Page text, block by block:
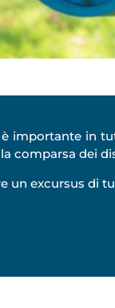
è importante in
comparsa dei
un excursus di